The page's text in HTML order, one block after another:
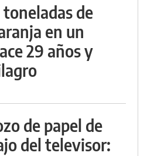
de
en un
29 años y
de papel de
del televisor: